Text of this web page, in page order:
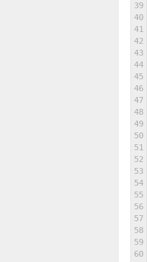
39
40
41
42
43
44
45
46
47
48
49
50
51
52
53
54
55
56
57
58
59
60